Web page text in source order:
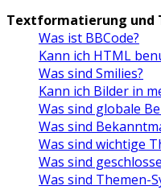
Textformatierung und
Was ist BBCode?
Kann ich HTML
Was sind Smilies?
Kann ich Bilder in
Was sind globale
Was sind
Was sind wichtige
Was sind
Was sind Themen-